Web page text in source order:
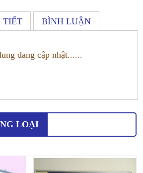
TIẾT BÌNH LUẬN
đang cập nhật......
LOẠI